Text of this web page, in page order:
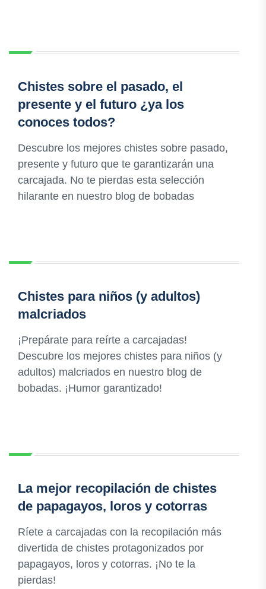
Chistes sobre el pasado, el
presente y el futuro ¿ya los
conoces todos?
Descubre los mejores chistes sobre pasado,
presente y futuro que te garantizarán una
carcajada. No te pierdas esta selección
hilarante en nuestro blog de bobadas
Chistes para niños (y adultos)
malcriados
¡Prepárate para reírte a carcajadas!
Descubre los mejores chistes para niños (y
adultos) malcriados en nuestro blog de
bobadas. ¡Humor garantizado!
La mejor recopilación de chistes
de papagayos, loros y cotorras
Ríete a carcajadas con la recopilación más
divertida de chistes protagonizados por
papagayos, loros y cotorras. ¡No te la
pierdas!